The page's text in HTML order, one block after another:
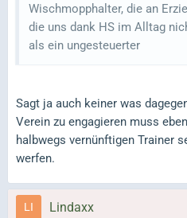
Wischmopphalter, die an
die uns dank HS im Alltag
als ein ungesteuerter
Sagt ja auch keiner was
Verein zu engagieren muss
halbwegs vernünftigen Trainer
werfen.
Lindaxx